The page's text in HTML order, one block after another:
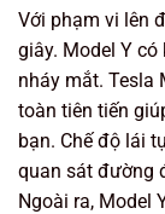
Với phạm vi lên
giây. Model Y
nháy mắt. Tesla
toàn tiên tiến
bạn. Chế độ lái
quan sát đường
Ngoài ra, Model